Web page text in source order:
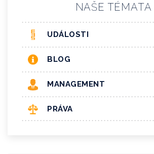
NAŠE TÉMATA
UDÁLOSTI
BLOG
MANAGEMENT
PRÁVA